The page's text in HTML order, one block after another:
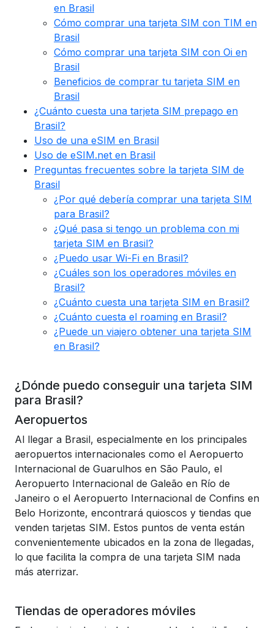
en Brasil
Cómo comprar una tarjeta SIM con TIM en
Brasil
Cómo comprar una tarjeta SIM con Oi en
Brasil
Beneficios de comprar tu tarjeta SIM en
Brasil
¿Cuánto cuesta una tarjeta SIM prepago en
Brasil?
Uso de una eSIM en Brasil
Uso de eSIM.net en Brasil
Preguntas frecuentes sobre la tarjeta SIM de
Brasil
¿Por qué debería comprar una tarjeta SIM
para Brasil?
¿Qué pasa si tengo un problema con mi
tarjeta SIM en Brasil?
¿Puedo usar Wi-Fi en Brasil?
¿Cuáles son los operadores móviles en
Brasil?
¿Cuánto cuesta una tarjeta SIM en Brasil?
¿Cuánto cuesta el roaming en Brasil?
¿Puede un viajero obtener una tarjeta SIM
en Brasil?
¿Dónde puedo conseguir una tarjeta SIM
para Brasil?
Aeropuertos
Al llegar a Brasil, especialmente en los principales
aeropuertos internacionales como el Aeropuerto
Internacional de Guarulhos en São Paulo, el
Aeropuerto Internacional de Galeão en Río de
Janeiro o el Aeropuerto Internacional de Confins en
Belo Horizonte, encontrará quioscos y tiendas que
venden tarjetas SIM. Estos puntos de venta están
convenientemente ubicados en la zona de llegadas,
lo que facilita la compra de una tarjeta SIM nada
más aterrizar.
Tiendas de operadores móviles